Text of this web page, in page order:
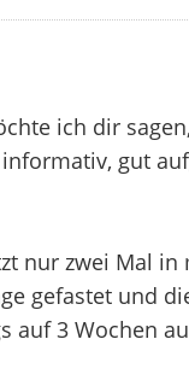
ich dir
gut
nur zwei Mal in
gefastet und
auf 3 Wochen